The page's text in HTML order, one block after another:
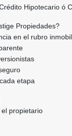
Hipotecario ó
Propiedades?
en el rubro
etapa
propietario